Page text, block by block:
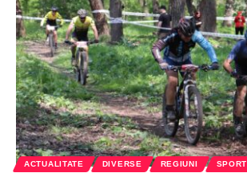
ACTUALITATE DIVERSE REGIUNI SPORT